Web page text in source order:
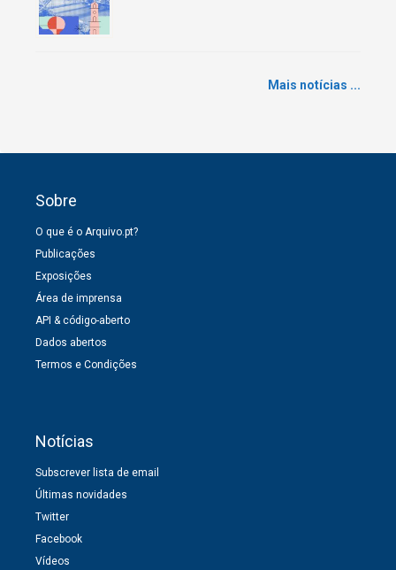
Mais notícias ...
Sobre
O que é o Arquivo.pt?
Publicações
Exposições
Área de imprensa
API & código-aberto
Dados abertos
Termos e Condições
Notícias
Subscrever lista de email
Últimas novidades
Twitter
Facebook
Vídeos